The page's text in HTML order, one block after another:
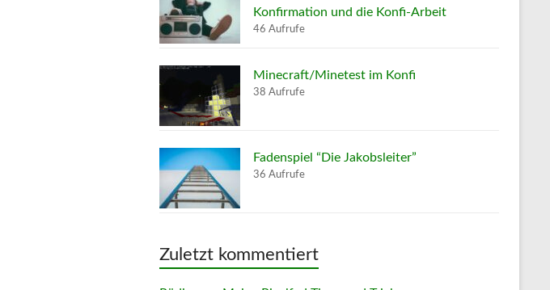
Konfirmation und die Konfi-Arbeit
46 Aufrufe
Minecraft/Minetest im Konfi
38 Aufrufe
Fadenspiel “Die Jakobsleiter”
36 Aufrufe
Zuletzt kommentiert